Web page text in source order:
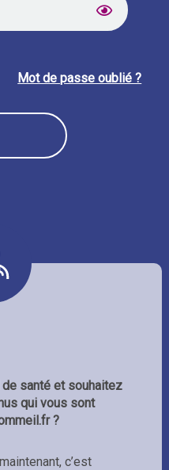
Mot de passe oublié ?
santé et souhaitez
qui vous sont
?
c’est